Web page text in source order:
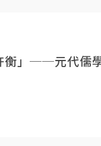
衡」──元代儒